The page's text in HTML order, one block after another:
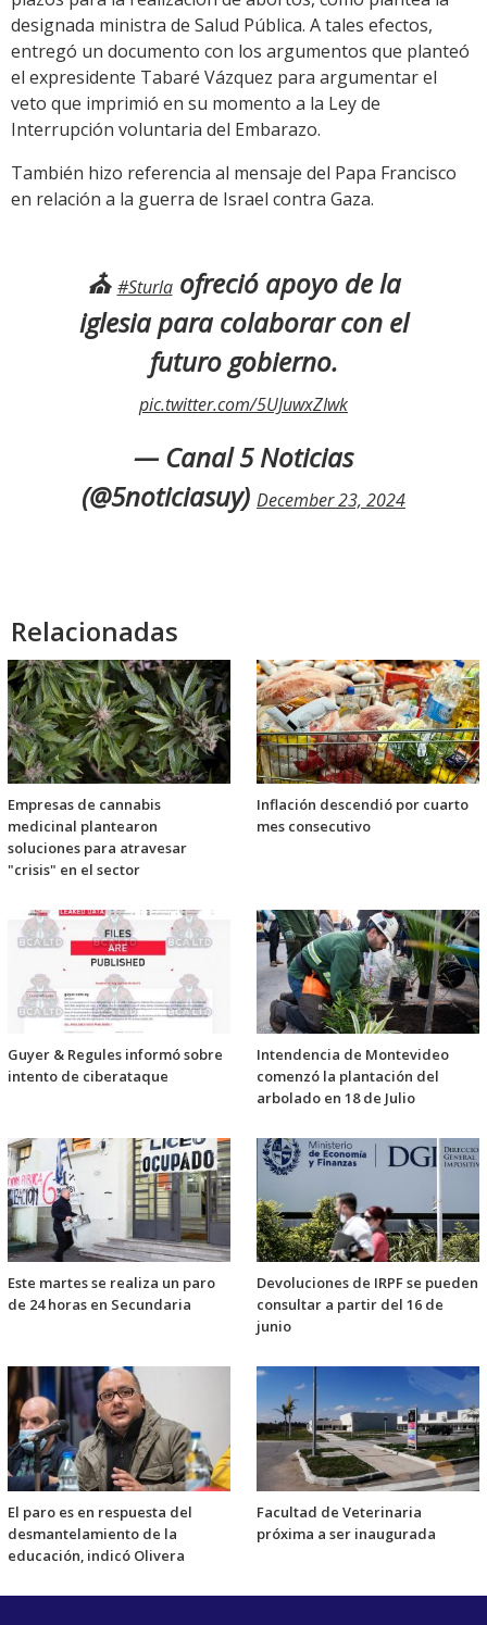
designada ministra de Salud Pública. A tales efectos,
entregó un documento con los argumentos que planteó
el expresidente Tabaré Vázquez para argumentar el
veto que imprimió en su momento a la Ley de
Interrupción voluntaria del Embarazo.
También hizo referencia al mensaje del Papa Francisco
en relación a la guerra de Israel contra Gaza.
⛪ #Sturlaofreció apoyo de la
iglesia para colaborar con el
futuro gobierno.
pic.twitter.com/5UJuwxZIwk
— Canal 5 Noticias
(@5noticiasuy) December 23, 2024
Relacionadas
Empresas de cannabis
medicinal plantearon
soluciones para atravesar
"crisis" en el sector
Inflación descendió por cuarto
mes consecutivo
Guyer & Regules informó sobre
intento de ciberataque
Intendencia de Montevideo
comenzó la plantación del
arbolado en 18 de Julio
Este martes se realiza un paro
de 24 horas en Secundaria
Devoluciones de IRPF se pueden
consultar a partir del 16 de
junio
El paro es en respuesta del
desmantelamiento de la
educación, indicó Olivera
Facultad de Veterinaria
próxima a ser inaugurada